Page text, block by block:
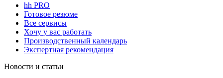
hh PRO
Готовое резюме
Все сервисы
Хочу у вас работать
Производственный календарь
Экспертная рекомендация
Новости и статьи